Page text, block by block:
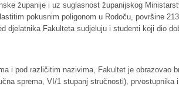
županije i uz suglasnost županijskog
pokusnim poligonom u Rodoču, površine
djelatnika Fakulteta sudjeluju i studenti koji dio
i pod različitim nazivima, Fakultet je obrazovao
sprema, VI/1 stupanj stručnosti),